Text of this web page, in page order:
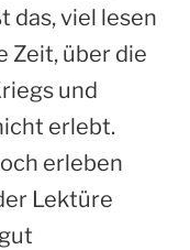
das, viel lesen
Zeit, über die
und
erlebt.
erleben
Lektüre